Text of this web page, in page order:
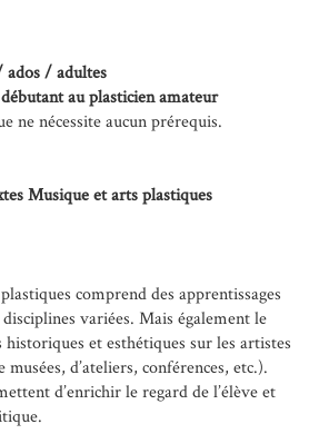
/ adultes
au plasticien amateur
ne nécessite aucun prérequis.
Musique et arts plastiques
comprend des apprentissages
variées. Mais également le
historiques et esthétiques sur les artistes
d’ateliers, conférences, etc.).
d’enrichir le regard de l’élève et